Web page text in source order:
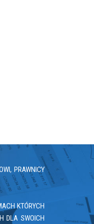
PRAWNICY
KTÓRYCH
DLA SWOICH